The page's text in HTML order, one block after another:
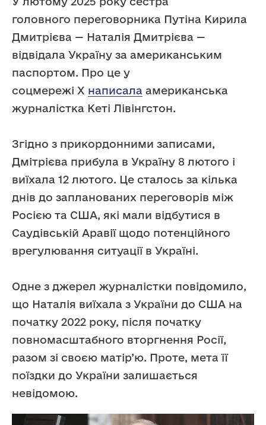
головного переговорника Путіна Кирила
Дмитрієва — Наталія Дмитрієва —
відвідала Україну за американським
паспортом. Про це у
соцмережі Х написала американська
журналістка Кеті Лівінгстон.
Згідно з прикордонними записами,
Дмітрієва прибула в Україну 8 лютого і
виїхала 12 лютого. Це сталось за кілька
днів до запланованих переговорів між
Росією та США, які мали відбутися в
Саудівській Аравії щодо потенційного
врегулювання ситуації в Україні.
Одне з джерел журналістки повідомило,
що Наталія виїхала з України до США на
початку 2022 року, після початку
повномасштабного вторгнення Росії,
разом зі своєю матір’ю. Проте, мета її
поїздки до України залишається
невідомою.